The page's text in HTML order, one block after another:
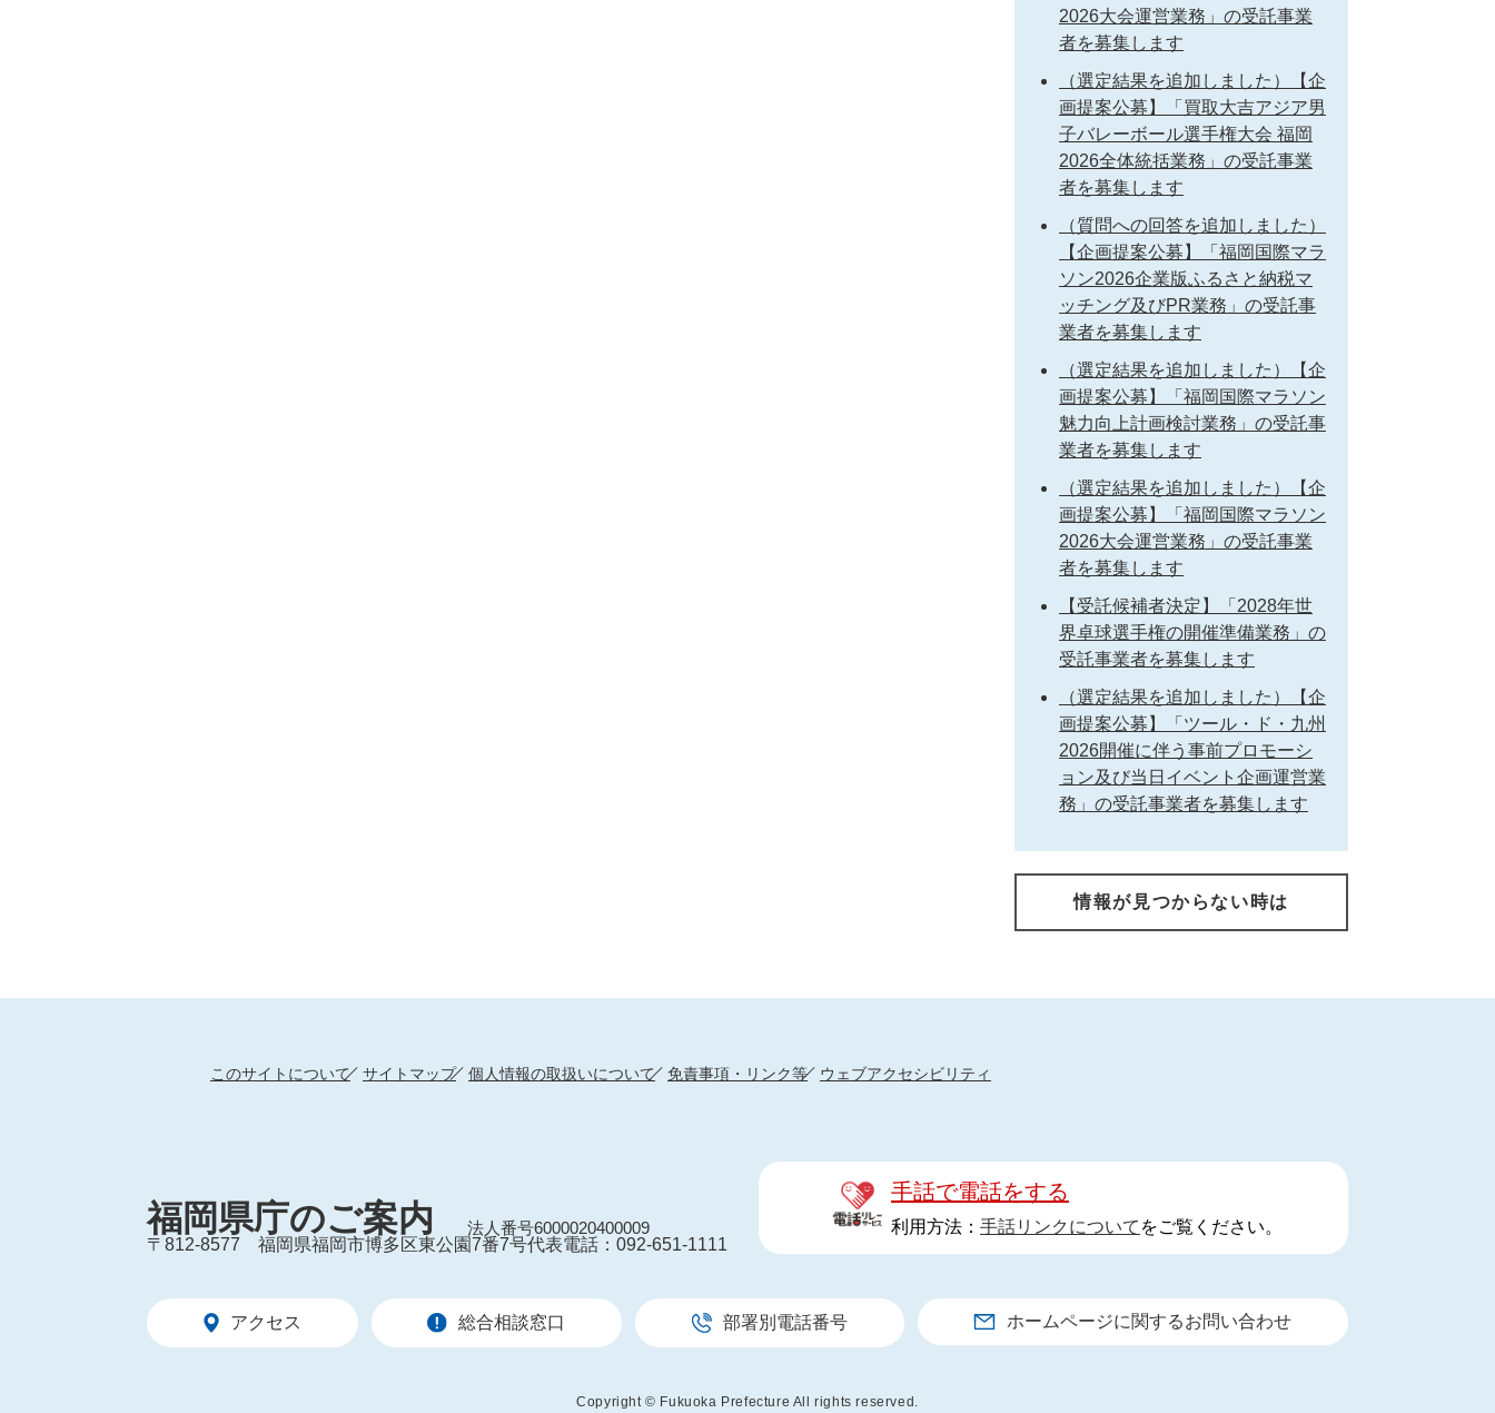
2026大会運営業務」の受託事業
者を募集します
（選定結果を追加しました）【企
画提案公募】「買取大吉アジア男
子バレーボール選手権大会 福岡
2026全体統括業務」の受託事業
者を募集します
（質問への回答を追加しました）
【企画提案公募】「福岡国際マラ
ソン2026企業版ふるさと納税マ
ッチング及びPR業務」の受託事
業者を募集します
（選定結果を追加しました）【企
画提案公募】「福岡国際マラソン
魅力向上計画検討業務」の受託事
業者を募集します
（選定結果を追加しました）【企
画提案公募】「福岡国際マラソン
2026大会運営業務」の受託事業
者を募集します
【受託候補者決定】「2028年世
界卓球選手権の開催準備業務」の
受託事業者を募集します
（選定結果を追加しました）【企
画提案公募】「ツール・ド・九州
2026開催に伴う事前プロモーシ
ョン及び当日イベント企画運営業
務」の受託事業者を募集します
情報が見つからない時は
このサイトについて サイトマップ 個人情報の取扱いについて 免責事項・リンク等 ウェブアクセシビリティ
福岡県庁のご案内
法人番号6000020400009
〒812-8577
福岡県福岡市博多区東公園7番7号代表電話：092-651-1111
手話で電話をする
利用方法： 手話リンクについて をご覧ください。
アクセス 総合相談窓口 部署別電話番号 ホームページに関するお問い合わせ
Copyright © Fukuoka Prefecture All rights reserved.